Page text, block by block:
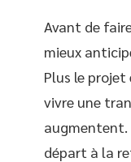
Avant de
mieux
Plus le projet
vivre une
augmentent.
départ à la